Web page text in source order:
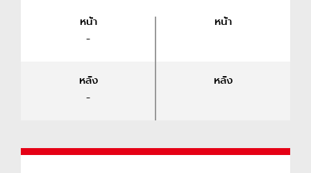
หน้า
-
หน้า
หลัง
-
หลัง